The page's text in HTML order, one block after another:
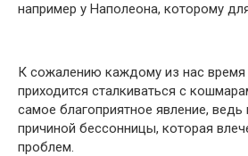
например у Наполеона, которому
К сожалению каждому из нас время
приходится сталкиваться с
самое благоприятное явление, ведь
причиной бессонницы, которая
проблем.